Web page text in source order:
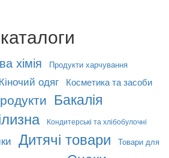
хімія Продукти харчування
одяг
Косметика та засоби
Бакалія
Кондитерські та хлібобулочні
Дитячі товари
Товари для